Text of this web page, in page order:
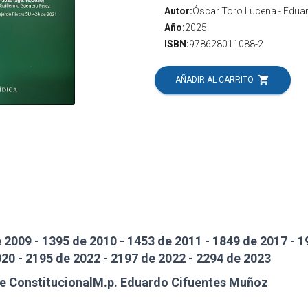
Autor:Óscar Toro Lucena -
Año:2025
ISBN:978628011088-2
AÑADIR AL CARRITO shopping_cart
- 1395 de 2010 - 1453 de 2011 - 1849 de 2017 -
- 2195 de 2022 - 2197 de 2022 - 2294 de 2023
Eduardo Cifuentes Muñoz